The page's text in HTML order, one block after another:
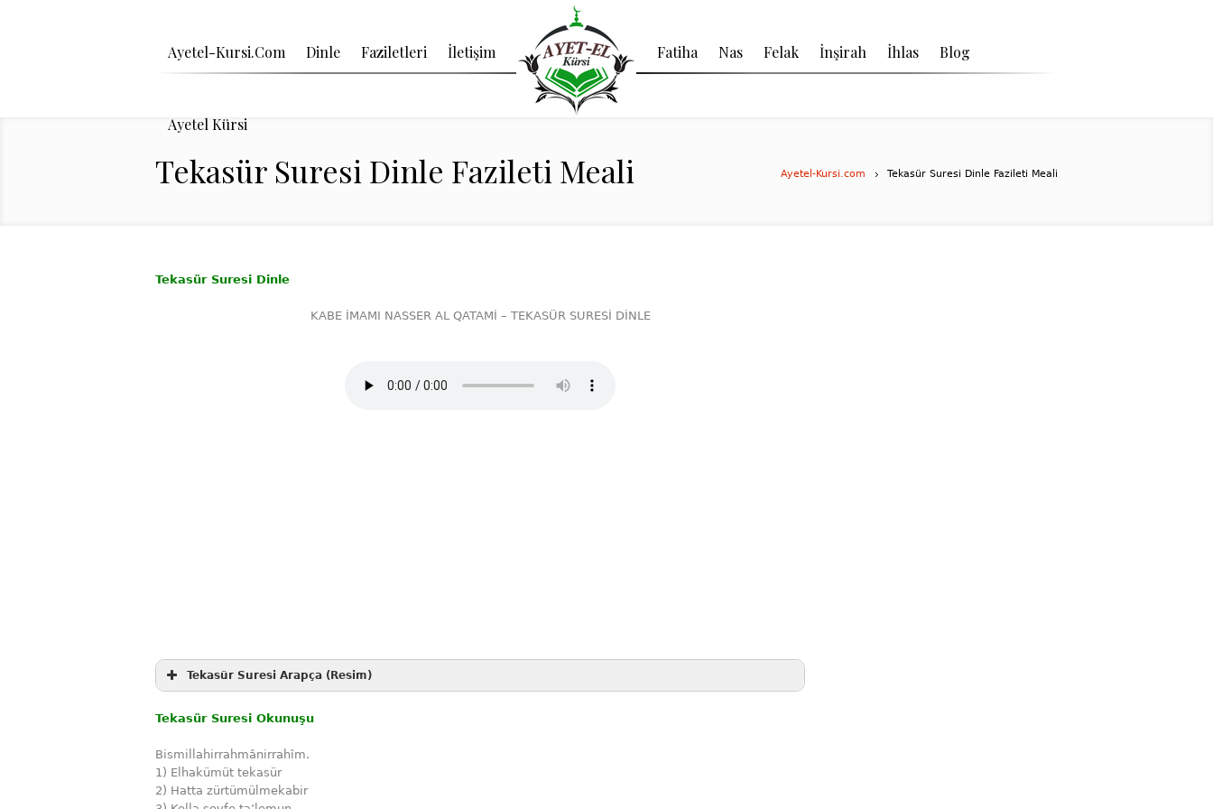
Ayetel-Kursi.Com Dinle Faziletleri İletişim Fatiha Nas Felak İnşirah İhlas Blog
Ayetel Kürsi
Tekasür Suresi Dinle Fazileti Meali Ayetel-Kursi.com Tekasür Suresi Dinle Fazileti Meali
Tekasür Suresi Dinle
KABE İMAMI NASSER AL QATAMİ – TEKASÜR SURESİ DİNLE
Tekasür Suresi Arapça (Resim)
Tekasür Suresi Okunuşu
Bismillahirrahmânirrahîm.
1) Elhakümüt tekasür
2) Hatta zürtümülmekabir